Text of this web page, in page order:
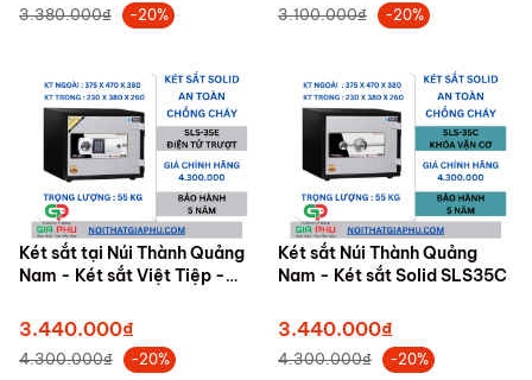
3.380.000₫ -20% 3.100.000₫ -20%
Két sắt tại Núi Thành Quảng
Nam - Két sắt Việt Tiệp -
3.440.000₫
4.300.000₫ -20%
Két sắt Núi Thành Quảng
Nam - Két sắt Solid SLS35C
3.440.000₫
4.300.000₫ -20%